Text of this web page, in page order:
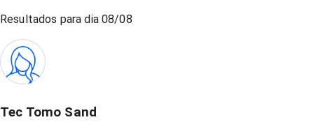
Resultados para dia08/08
Tec Tomo Sand